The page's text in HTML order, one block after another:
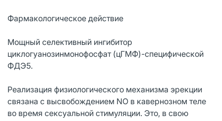
Фармакологическое действие
Мощный селективный ингибитор
циклогуанозинмонофосфат (цГМФ)-специфической
ФДЭ5.
Реализация физиологического механизма эрекции
связана с высвобождением NO в кавернозном теле
во время сексуальной стимуляции. Это, в свою